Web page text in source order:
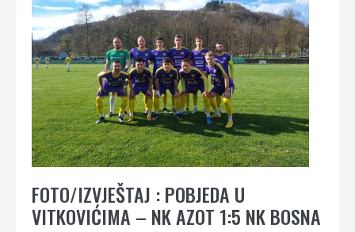
FOTO/IZVJEŠTAJ : POBJEDA U
VITKOVIĆIMA – NK AZOT 1:5 NK BOSNA